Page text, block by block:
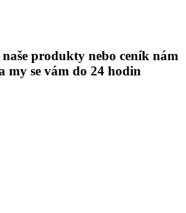
produkty nebo ceník nám
my se vám do 24 hodin